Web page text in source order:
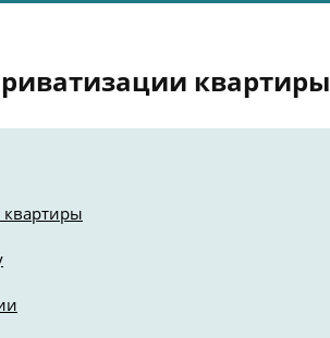
квартиры